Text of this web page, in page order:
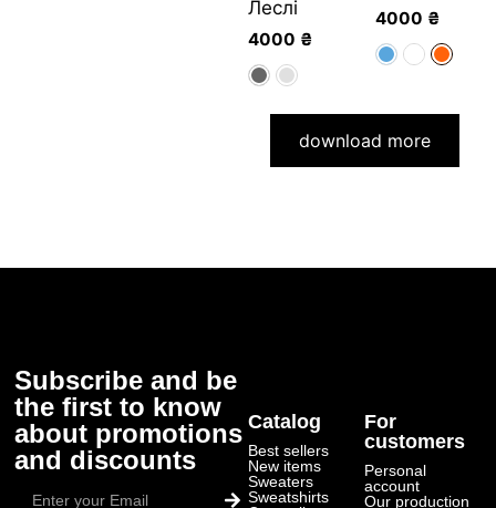
Леслі
4000 ₴
4000 ₴
download more
Subscribe and be
the first to know
about promotions
and discounts
Submit
Catalog
Best sellers
New items
Sweaters
Sweatshirts
For
customers
Personal
account
Our production